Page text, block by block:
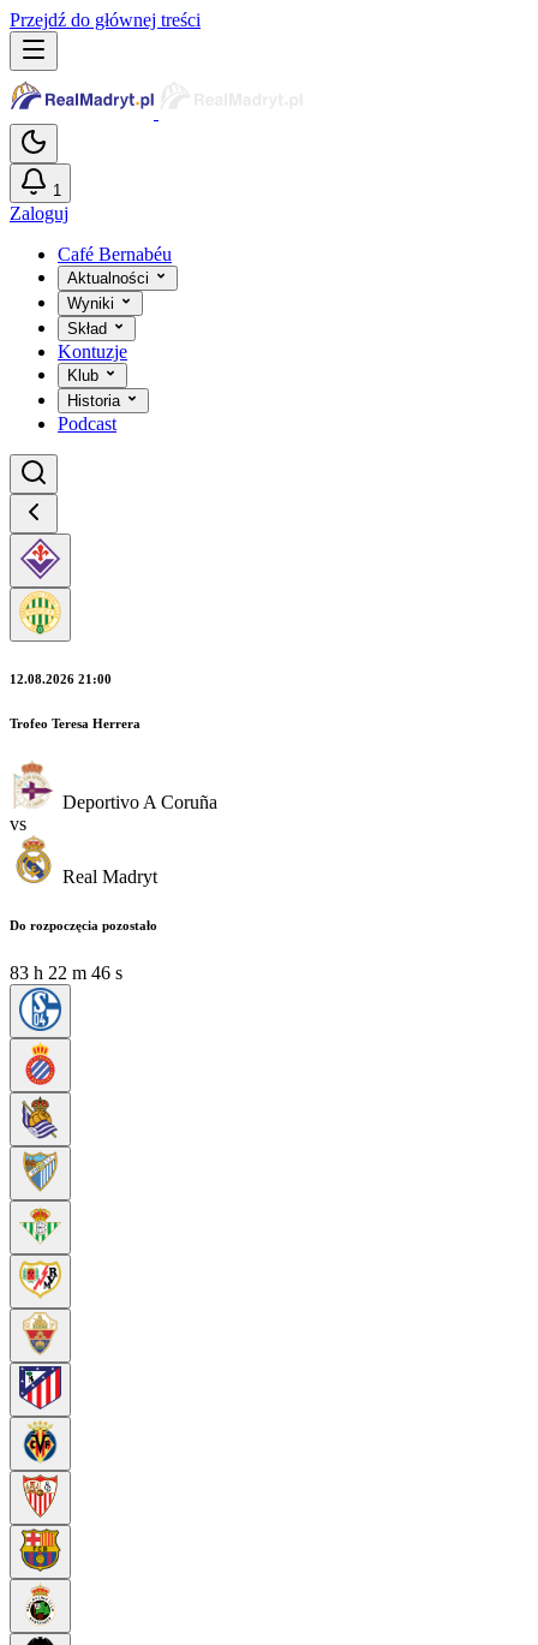
Przejdź do głównej treści
1
Zaloguj
Café Bernabéu
Aktualności
Wyniki
Skład
Kontuzje
Klub
Historia
Podcast
12.08.2026 21:00
Trofeo Teresa Herrera
Deportivo A Coruña
vs
Real Madryt
Do rozpoczęcia pozostało
83 h 22 m 44 s